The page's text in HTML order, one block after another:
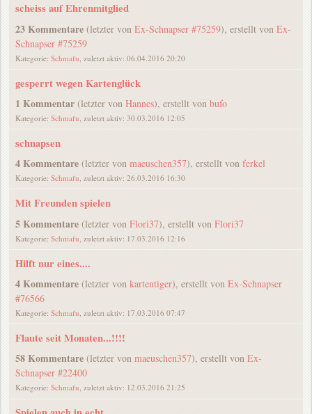
scheiss auf Ehrenmitglied
23 Kommentare(letzter von Ex-Schnapser #75259), erstellt von Ex-
Schnapser #75259
Kategorie: Schmafu , zuletzt aktiv: 06.04.2016 20:20
gesperrt wegen Kartenglück
1 Kommentar(letzter von Hannes), erstellt von bufo
Kategorie: Schmafu , zuletzt aktiv: 30.03.2016 12:05
schnapsen
4 Kommentare(letzter von maeuschen357), erstellt von ferkel
Kategorie: Schmafu, zuletzt aktiv: 26.03.2016 16:30
Mit Freunden spielen
5 Kommentare(letzter von Flori37), erstellt von Flori37
Kategorie: Schmafu , zuletzt aktiv: 17.03.2016 12:16
Hilft nur eines....
4 Kommentare(letzter von kartentiger), erstellt von Ex-Schnapser
#76566
Kategorie: Schmafu, zuletzt aktiv: 17.03.2016 07:47
Flaute seit Monaten...!!!!
58 Kommentare(letzter von maeuschen357), erstellt von Ex-
Schnapser #22400
Kategorie: Schmafu, zuletzt aktiv: 12.03.2016 21:25